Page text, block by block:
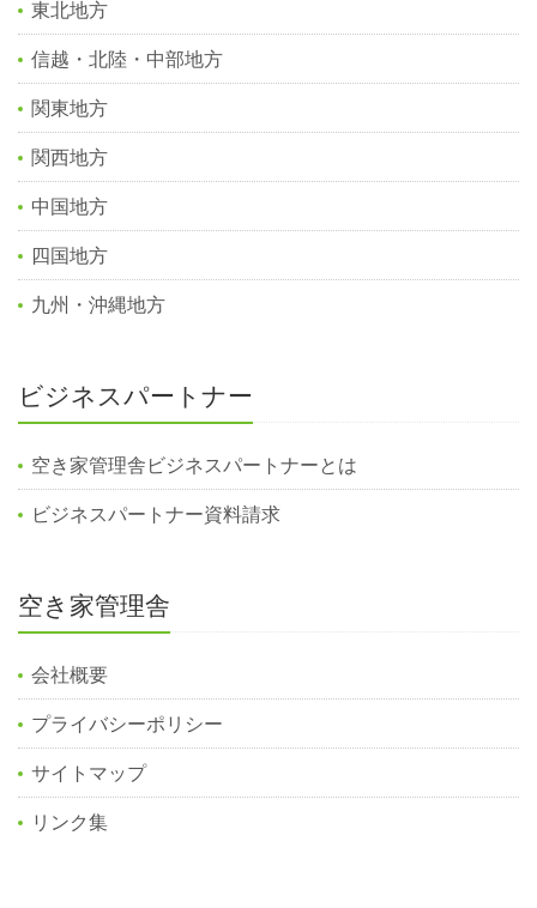
東北地方
信越・北陸・中部地方
関東地方
関西地方
中国地方
四国地方
九州・沖縄地方
ビジネスパートナー
空き家管理舎ビジネスパートナーとは
ビジネスパートナー資料請求
空き家管理舎
会社概要
プライバシーポリシー
サイトマップ
リンク集